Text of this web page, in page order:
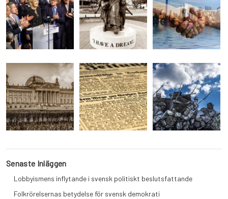
Senaste Inläggen
Lobbyismens inflytande i svensk politiskt beslutsfattande
Folkrörelsernas betydelse för svensk demokrati